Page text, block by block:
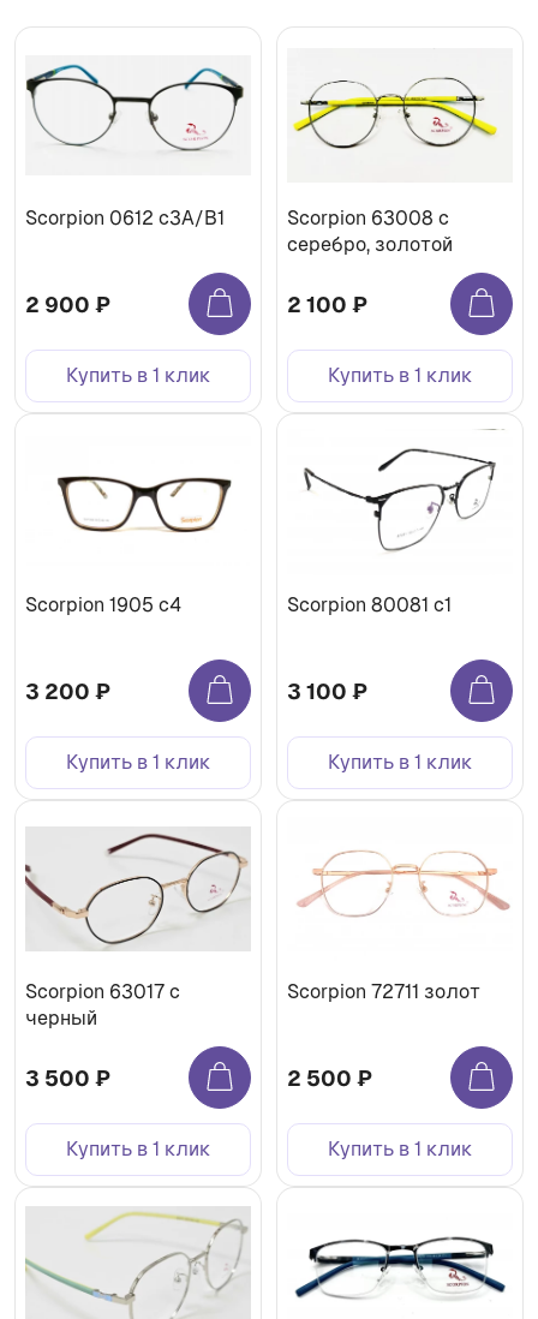
Scorpion 0612 c3A/B1
2 900 ₽
Купить в 1 клик
Scorpion 63008 с
серебро, золотой
2 100 ₽
Купить в 1 клик
Scorpion 1905 c4
3 200 ₽
Купить в 1 клик
Scorpion 80081 с1
3 100 ₽
Купить в 1 клик
Scorpion 63017 c
черный
3 500 ₽
Купить в 1 клик
Scorpion 72711 золот
2 500 ₽
Купить в 1 клик